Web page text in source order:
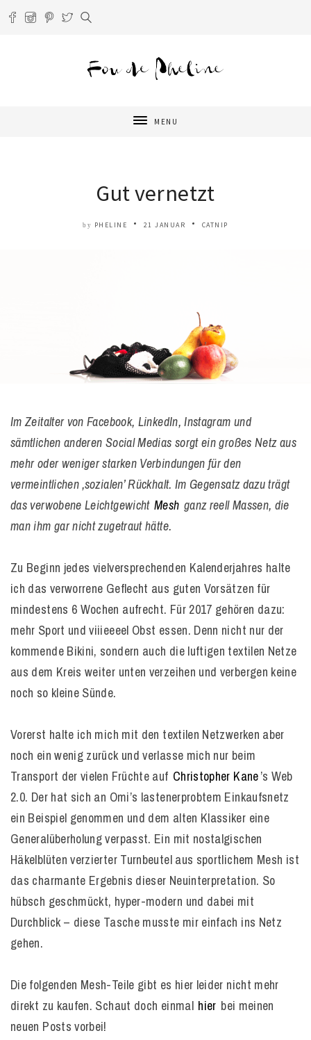
MENU
Gut vernetzt
by PHELINE 21 JANUAR CATNIP
Im Zeitalter von Facebook, LinkedIn, Instagram und
sämtlichen anderen Social Medias sorgt ein großes Netz aus
mehr oder weniger starken Verbindungen für den
vermeintlichen ‚sozialen’ Rückhalt. Im Gegensatz dazu trägt
das verwobene Leichtgewicht Mesh ganz reell Massen, die
man ihm gar nicht zugetraut hätte.
Zu Beginn jedes vielversprechenden Kalenderjahres halte
ich das verworrene Geflecht aus guten Vorsätzen für
mindestens 6 Wochen aufrecht. Für 2017 gehören dazu:
mehr Sport und viiieeeel Obst essen. Denn nicht nur der
kommende Bikini, sondern auch die luftigen textilen Netze
aus dem Kreis weiter unten verzeihen und verbergen keine
noch so kleine Sünde.
Vorerst halte ich mich mit den textilen Netzwerken aber
noch ein wenig zurück und verlasse mich nur beim
Transport der vielen Früchte auf Christopher Kane’s Web
2.0. Der hat sich an Omi’s lastenerprobtem Einkaufsnetz
ein Beispiel genommen und dem alten Klassiker eine
Generalüberholung verpasst. Ein mit nostalgischen
Häkelblüten verzierter Turnbeutel aus sportlichem Mesh ist
das charmante Ergebnis dieser Neuinterpretation. So
hübsch geschmückt, hyper-modern und dabei mit
Durchblick – diese Tasche musste mir einfach ins Netz
gehen.
Die folgenden Mesh-Teile gibt es hier leider nicht mehr
direkt zu kaufen. Schaut doch einmal hier bei meinen
neuen Posts vorbei!